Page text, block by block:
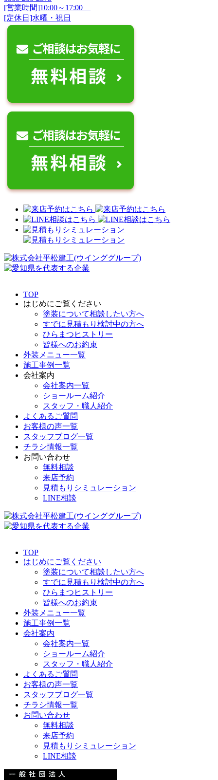
[営業時間]10:00～17:00
[定休日]水曜・祝日
TOP
はじめにご覧ください
塗装について相談したい方へ
すでに見積もり検討中の方へ
ひらまつヒストリー
皆様へのお約束
外装メニュー一覧
施工事例一覧
会社案内
会社案内一覧
ショールーム紹介
スタッフ・職人紹介
よくあるご質問
お客様の声一覧
スタッフブログ一覧
チラシ情報一覧
お問い合わせ
無料相談
来店予約
見積もりシミュレーション
LINE相談
TOP
はじめにご覧ください
塗装について相談したい方へ
すでに見積もり検討中の方へ
ひらまつヒストリー
皆様へのお約束
外装メニュー一覧
施工事例一覧
会社案内
会社案内一覧
ショールーム紹介
スタッフ・職人紹介
よくあるご質問
お客様の声一覧
スタッフブログ一覧
チラシ情報一覧
お問い合わせ
無料相談
来店予約
見積もりシミュレーション
LINE相談